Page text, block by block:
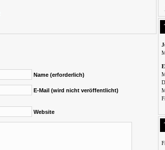
Name (erforderlich)
E-Mail (wird nicht veröffentlicht)
Website